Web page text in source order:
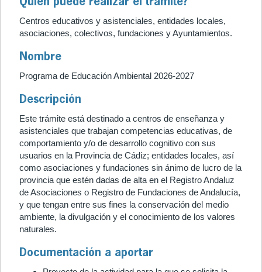
Centros educativos y asistenciales, entidades locales,
asociaciones, colectivos, fundaciones y Ayuntamientos.
Nombre
Programa de Educación Ambiental 2026-2027
Descripción
Este trámite está destinado a centros de enseñanza y
asistenciales que trabajan competencias educativas, de
comportamiento y/o de desarrollo cognitivo con sus
usuarios en la Provincia de Cádiz; entidades locales, así
como asociaciones y fundaciones sin ánimo de lucro de la
provincia que estén dadas de alta en el Registro Andaluz
de Asociaciones o Registro de Fundaciones de Andalucía,
y que tengan entre sus fines la conservación del medio
ambiente, la divulgación y el conocimiento de los valores
naturales.
Documentación a aportar